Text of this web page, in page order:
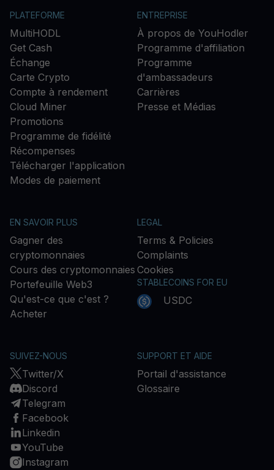
PLATEFORME
MultiHODL
Get Cash
Échange
Carte Crypto
Compte à rendement
Cloud Miner
Promotions
Programme de fidélité
Récompenses
Télécharger l'application
Modes de paiement
ENTREPRISE
À propos de YouHodler
Programme d'affiliation
Programme
d'ambassadeurs
Carrières
Presse et Médias
EN SAVOIR PLUS
Gagner des
cryptomonnaies
Cours des cryptomonnaies
Portefeuille Web3
Qu'est-ce que c'est ?
Acheter
LEGAL
Terms & Policies
Complaints
Cookies
STABLECOINS FOR EU
USDC
SUIVEZ-NOUS
Twitter/X
Discord
Telegram
Facebook
Linkedin
YouTube
Instagram
SUPPORT ET AIDE
Portail d'assistance
Glossaire